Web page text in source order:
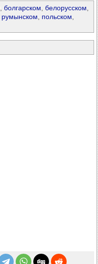
болгарском белорусском
румынском польском